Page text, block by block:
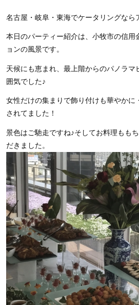
名古屋・岐阜・東海でケータリングなら
本日のパーティー紹介は、小牧市の信用
ョンの風景です。
天候にも恵まれ、最上階からのパノラマ
囲気でした♪
女性だけの集まりで飾り付けも華やかに
されてました！
景色はご馳走ですね♪そしてお料理もも
だきました。